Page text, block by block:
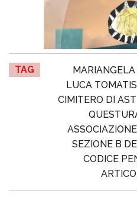
TAG
LUCA TOMATIS
CIMITERO DI
SEZIONE B
CODICE